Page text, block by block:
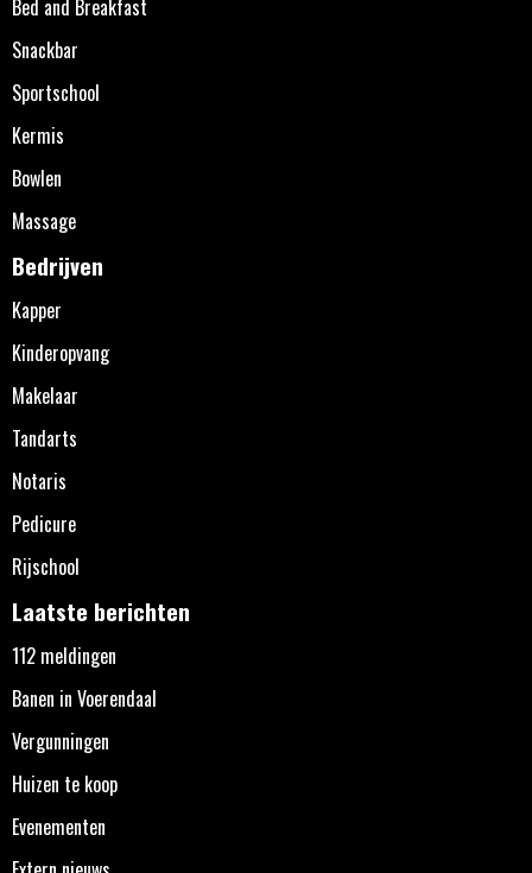
Bed and Breakfast
Snackbar
Sportschool
Kermis
Bowlen
Massage
Bedrijven
Kapper
Kinderopvang
Makelaar
Tandarts
Notaris
Pedicure
Rijschool
Laatste berichten
112 meldingen
Banen in Voerendaal
Vergunningen
Huizen te koop
Evenementen